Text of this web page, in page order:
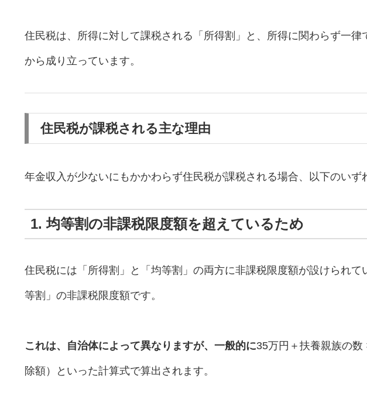
住民税は、所得に対して課税される「所得割」と、所得に関わらず一律
から成り立っています。
住民税が課税される主な理由
年金収入が少ないにもかかわらず住民税が課税される場合、以下のいず
1. 均等割の非課税限度額を超えているため
住民税には「所得割」と「均等割」の両方に非課税限度額が設けられて
等割」の非課税限度額です。
これは、自治体によって異なりますが、一般的に35万円＋扶養親族の
除額）といった計算式で算出されます。